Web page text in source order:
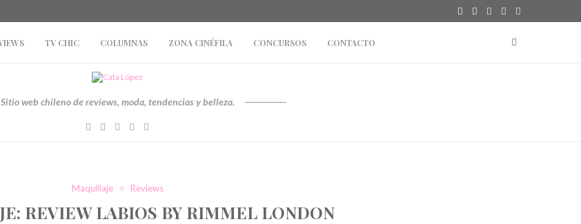
TV CHIC COLUMNAS ZONA CINÉFILA CONCURSOS CONTACTO
Sitio web chileno de reviews, moda, tendencias y belleza.
Maquillaje Reviews
REVIEW LABIOS BY RIMMEL LONDON